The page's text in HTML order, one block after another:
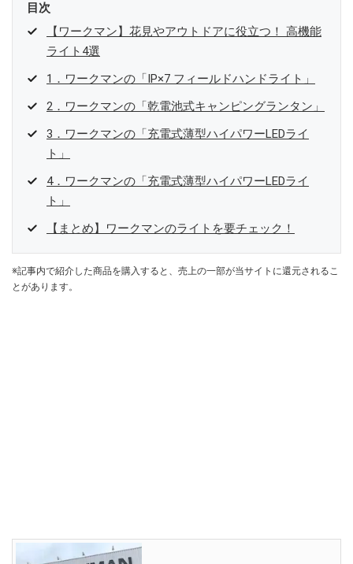
目次
【ワークマン】花見やアウトドアに役立つ！ 高機能
ライト4選
1．ワークマンの「IP×7 フィールドハンドライト」
2．ワークマンの「乾電池式キャンピングランタン」
3．ワークマンの「充電式薄型ハイパワーLEDライ
ト」
4．ワークマンの「充電式薄型ハイパワーLEDライ
ト」
【まとめ】ワークマンのライトを要チェック！
※記事内で紹介した商品を購入すると、売上の一部が当サイトに還元されるこ
とがあります。